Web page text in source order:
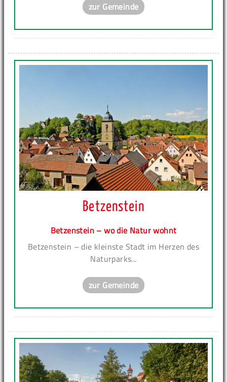
zur Gemeinde
Betzenstein
Betzenstein – wo die Natur wohnt
Betzenstein – die kleinste Stadt im Herzen des
Naturparks...
zur Gemeinde